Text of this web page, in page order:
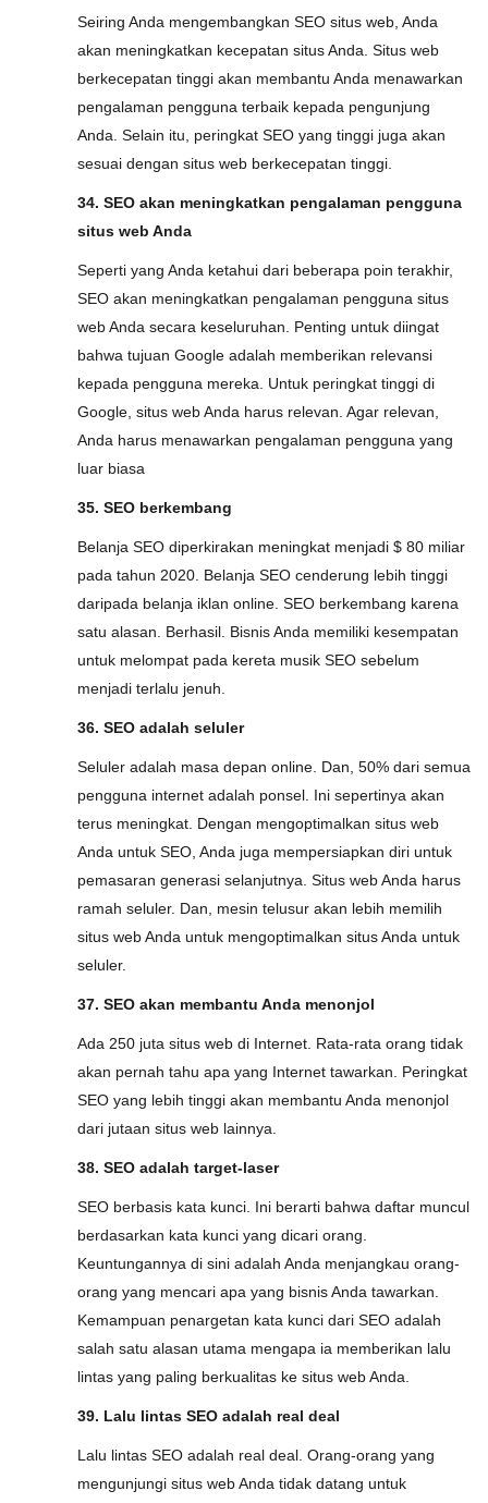
Seiring Anda mengembangkan SEO situs web, Anda
akan meningkatkan kecepatan situs Anda. Situs web
berkecepatan tinggi akan membantu Anda menawarkan
pengalaman pengguna terbaik kepada pengunjung
Anda. Selain itu, peringkat SEO yang tinggi juga akan
sesuai dengan situs web berkecepatan tinggi.
34. SEO akan meningkatkan pengalaman pengguna
situs web Anda
Seperti yang Anda ketahui dari beberapa poin terakhir,
SEO akan meningkatkan pengalaman pengguna situs
web Anda secara keseluruhan. Penting untuk diingat
bahwa tujuan Google adalah memberikan relevansi
kepada pengguna mereka. Untuk peringkat tinggi di
Google, situs web Anda harus relevan. Agar relevan,
Anda harus menawarkan pengalaman pengguna yang
luar biasa
35. SEO berkembang
Belanja SEO diperkirakan meningkat menjadi $ 80 miliar
pada tahun 2020. Belanja SEO cenderung lebih tinggi
daripada belanja iklan online. SEO berkembang karena
satu alasan. Berhasil. Bisnis Anda memiliki kesempatan
untuk melompat pada kereta musik SEO sebelum
menjadi terlalu jenuh.
36. SEO adalah seluler
Seluler adalah masa depan online. Dan, 50% dari semua
pengguna internet adalah ponsel. Ini sepertinya akan
terus meningkat. Dengan mengoptimalkan situs web
Anda untuk SEO, Anda juga mempersiapkan diri untuk
pemasaran generasi selanjutnya. Situs web Anda harus
ramah seluler. Dan, mesin telusur akan lebih memilih
situs web Anda untuk mengoptimalkan situs Anda untuk
seluler.
37. SEO akan membantu Anda menonjol
Ada 250 juta situs web di Internet. Rata-rata orang tidak
akan pernah tahu apa yang Internet tawarkan. Peringkat
SEO yang lebih tinggi akan membantu Anda menonjol
dari jutaan situs web lainnya.
38. SEO adalah target-laser
SEO berbasis kata kunci. Ini berarti bahwa daftar muncul
berdasarkan kata kunci yang dicari orang.
Keuntungannya di sini adalah Anda menjangkau orang-
orang yang mencari apa yang bisnis Anda tawarkan.
Kemampuan penargetan kata kunci dari SEO adalah
salah satu alasan utama mengapa ia memberikan lalu
lintas yang paling berkualitas ke situs web Anda.
39. Lalu lintas SEO adalah real deal
Lalu lintas SEO adalah real deal. Orang-orang yang
mengunjungi situs web Anda tidak datang untuk